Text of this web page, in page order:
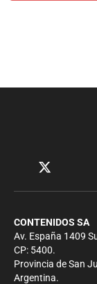
CONTENIDOS SA
Av. España 1409
CP: 5400.
Provincia de San
Argentina.